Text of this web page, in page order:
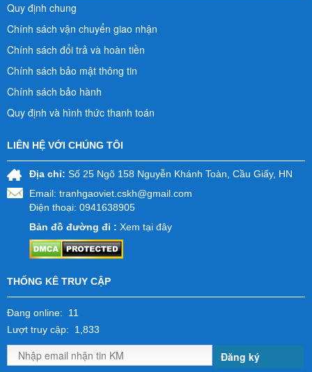
Quy định chung
Chính sách vận chuyển giao nhận
Chính sách đổi trả và hoàn tiền
Chính sách bảo mật thông tin
Chính sách bảo hành
Quy định và hình thức thanh toán
LIÊN HỆ VỚI CHÚNG TÔI
Địa chỉ: Số 25 Ngõ 158 Nguyễn Khánh Toàn, Cầu Giấy, HN
Email: tranhgaoviet.cskh@gmail.com
Điện thoại: 0941638905
Bản đồ đường đi : Xem tại đây
THỐNG KÊ TRUY CẬP
Đang online: 11
Lượt truy cập: 1,833
Đăng ký